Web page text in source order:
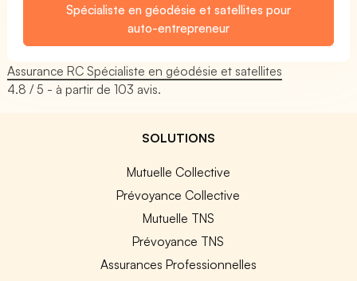
Spécialiste en géodésie et satellites pour
auto-entrepreneur
Assurance RC Spécialiste en géodésie et satellites
4.8 / 5 - à partir de103 avis.
SOLUTIONS
Mutuelle Collective
Prévoyance Collective
Mutuelle TNS
Prévoyance TNS
Assurances Professionnelles